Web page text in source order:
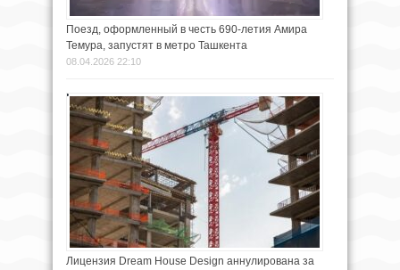
Поезд, оформленный в честь 690-летия Амира
Темура, запустят в метро Ташкента
08.04.2026 22:10
Лицензия Dream House Design аннулирована за